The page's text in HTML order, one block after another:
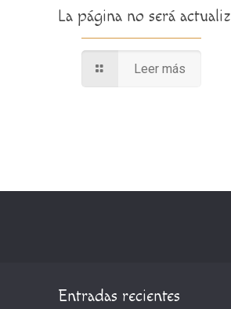
La página no será
Leer más
Entradas recientes